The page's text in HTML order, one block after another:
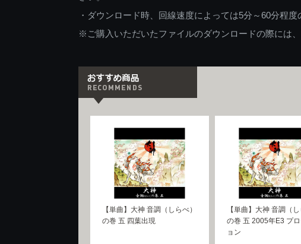
・ダウンロード時、回線速度によっては5分～60分程
※ご購入いただいたファイルのダウンロードの際には
【単曲】大神 音調（しらべ）
の巻 五 四葉出現
【単曲】大神 音調（し
の巻 五 2005年E3 プ
ョン